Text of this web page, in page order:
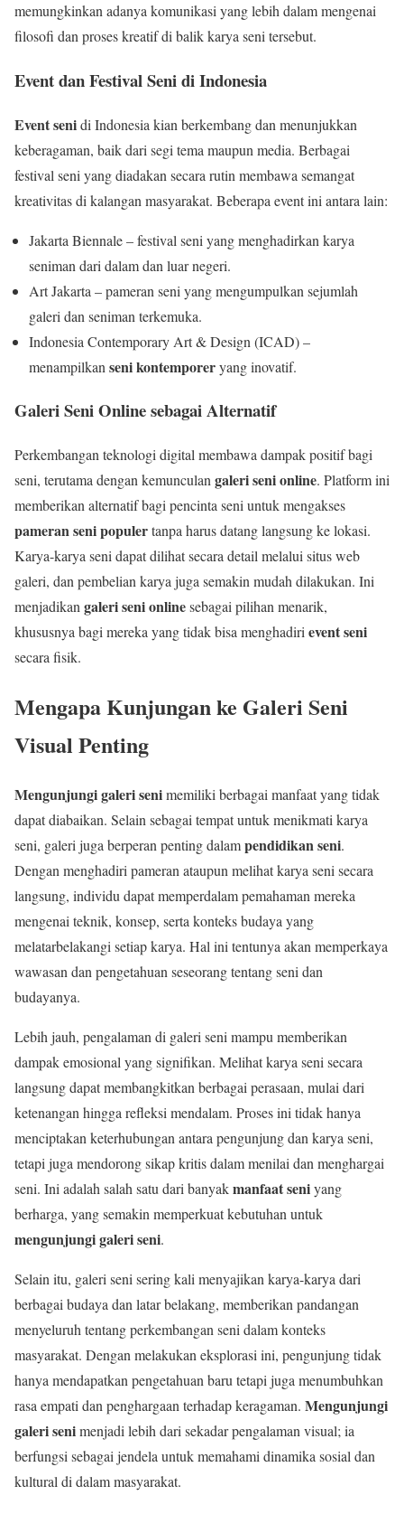
memungkinkan adanya komunikasi yang lebih dalam mengenai
filosofi dan proses kreatif di balik karya seni tersebut.
Event dan Festival Seni di Indonesia
Event senidi Indonesia kian berkembang dan menunjukkan
keberagaman, baik dari segi tema maupun media. Berbagai
festival seni yang diadakan secara rutin membawa semangat
kreativitas di kalangan masyarakat. Beberapa event ini antara lain:
Jakarta Biennale – festival seni yang menghadirkan karya
seniman dari dalam dan luar negeri.
Art Jakarta – pameran seni yang mengumpulkan sejumlah
galeri dan seniman terkemuka.
Indonesia Contemporary Art & Design (ICAD) –
menampilkan seni kontemporeryang inovatif.
Galeri Seni Online sebagai Alternatif
Perkembangan teknologi digital membawa dampak positif bagi
seni, terutama dengan kemunculan galeri seni online. Platform ini
memberikan alternatif bagi pencinta seni untuk mengakses
pameran seni populertanpa harus datang langsung ke lokasi.
Karya-karya seni dapat dilihat secara detail melalui situs web
galeri, dan pembelian karya juga semakin mudah dilakukan. Ini
menjadikan galeri seni onlinesebagai pilihan menarik,
khususnya bagi mereka yang tidak bisa menghadiri event seni
secara fisik.
Mengapa Kunjungan ke Galeri Seni
Visual Penting
Mengunjungi galeri senimemiliki berbagai manfaat yang tidak
dapat diabaikan. Selain sebagai tempat untuk menikmati karya
seni, galeri juga berperan penting dalampendidikan seni.
Dengan menghadiri pameran ataupun melihat karya seni secara
langsung, individu dapat memperdalam pemahaman mereka
mengenai teknik, konsep, serta konteks budaya yang
melatarbelakangi setiap karya. Hal ini tentunya akan memperkaya
wawasan dan pengetahuan seseorang tentang seni dan
budayanya.
Lebih jauh, pengalaman di galeri seni mampu memberikan
dampak emosional yang signifikan. Melihat karya seni secara
langsung dapat membangkitkan berbagai perasaan, mulai dari
ketenangan hingga refleksi mendalam. Proses ini tidak hanya
menciptakan keterhubungan antara pengunjung dan karya seni,
tetapi juga mendorong sikap kritis dalam menilai dan menghargai
seni. Ini adalah salah satu dari banyakmanfaat seniyang
berharga, yang semakin memperkuat kebutuhan untuk
mengunjungi galeri seni.
Selain itu, galeri seni sering kali menyajikan karya-karya dari
berbagai budaya dan latar belakang, memberikan pandangan
menyeluruh tentang perkembangan seni dalam konteks
masyarakat. Dengan melakukan eksplorasi ini, pengunjung tidak
hanya mendapatkan pengetahuan baru tetapi juga menumbuhkan
rasa empati dan penghargaan terhadap keragaman. Mengunjungi
galeri senimenjadi lebih dari sekadar pengalaman visual; ia
berfungsi sebagai jendela untuk memahami dinamika sosial dan
kultural di dalam masyarakat.